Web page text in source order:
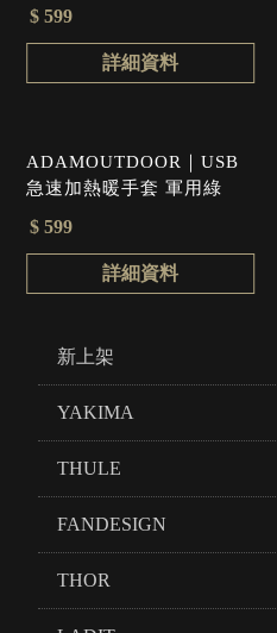
新上架
YAKIMA
THULE
FANDESIGN
THOR
$ 599
詳細資料
ADAMOUTDOOR｜USB
急速加熱暖手套 軍用綠
$ 599
詳細資料